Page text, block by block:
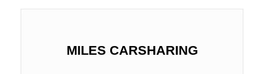
MILES CARSHARING